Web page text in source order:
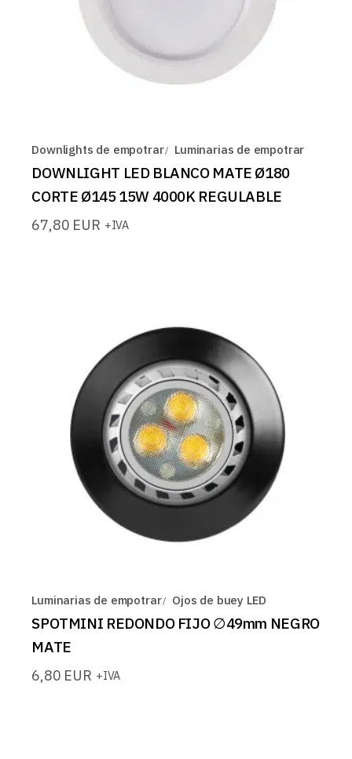
Downlights de empotrar Luminarias de empotrar
DOWNLIGHT LED BLANCO MATE Ø180
CORTE Ø145 15W 4000K REGULABLE
67,80 EUR +IVA
Luminarias de empotrar Ojos de buey LED
SPOTMINI REDONDO FIJO ∅49mm NEGRO
MATE
6,80 EUR +IVA